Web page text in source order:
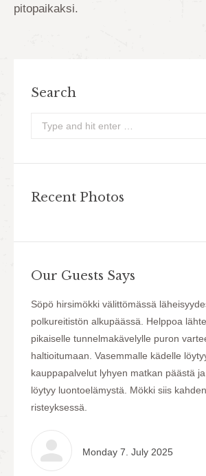
pitopaikaksi.
Search
Search:
Recent Photos
Our Guests Says
Söpö hirsimökki välittömässä
polkureitistön alkupäässä. Helppoa
pikaiselle tunnelmakävelylle puron
haltioitumaan. Vasemmalle kädelle
kauppapalvelut lyhyen matkan päästä
löytyy luontoelämystä. Mökki siis
risteyksessä.
Monday 7. July 2025